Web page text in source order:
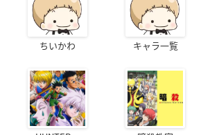
ちいかわ キャラ一覧